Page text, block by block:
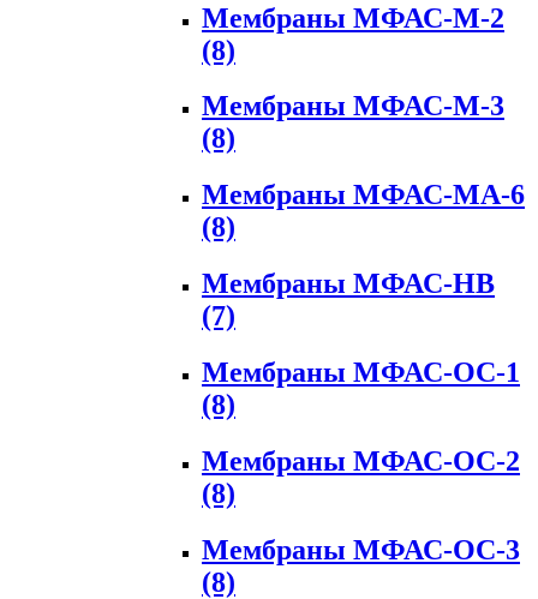
Мембраны МФАС-М-2
(8)
Мембраны МФАС-М-3
(8)
Мембраны МФАС-МА-6
(8)
Мембраны МФАС-НВ
(7)
Мембраны МФАС-ОС-1
(8)
Мембраны МФАС-ОС-2
(8)
Мембраны МФАС-ОС-3
(8)